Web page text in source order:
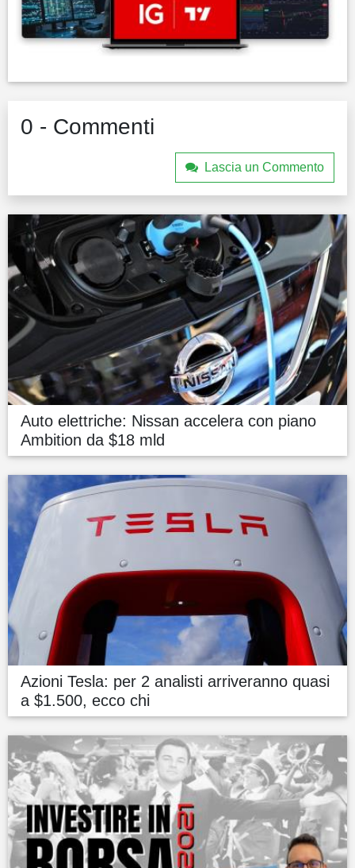
0 - Commenti
Lascia un Commento
Auto elettriche: Nissan accelera con piano
Ambition da $18 mld
Azioni Tesla: per 2 analisti arriveranno quasi
a $1.500, ecco chi